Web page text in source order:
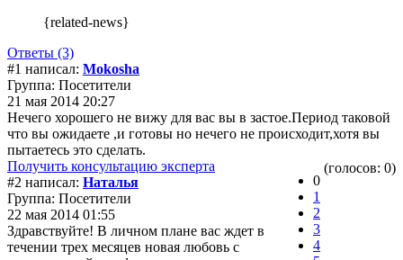
{related-news}
Ответы (3)
#1 написал: Mokosha
Группа: Посетители
21 мая 2014 20:27
Нечего хорошего не вижу для вас вы в застое.Период таковой
что вы ожидаете ,и готовы но нечего не происходит,хотя вы
пытаетесь это сделать.
Получить консультацию эксперта
0
1
2
3
4
(голосов: 0)
#2 написал: Наталья
Группа: Посетители
22 мая 2014 01:55
Здравствуйте! В личном плане вас ждет в
течении трех месяцев новая любовь с